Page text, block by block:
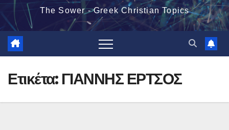
The Sower - Greek Christian Topics
Ετικέτα: ΓΙΑΝΝΗΣ ΕΡΤΣΟΣ